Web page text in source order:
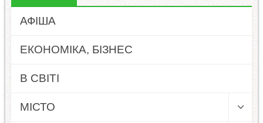
АФІША
ЕКОНОМІКА, БІЗНЕС
В СВІТІ
МІСТО